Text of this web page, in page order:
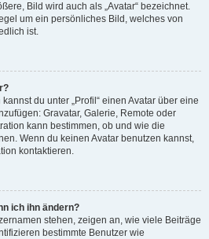
Bild wird auch als „Avatar“ bezeichnet.
um ein persönliches Bild, welches von
ist.
du unter „Profil“ einen Avatar über eine
Gravatar, Galerie, Remote oder
kann bestimmen, ob und wie die
Wenn du keinen Avatar benutzen kannst,
kontaktieren.
ich ihn ändern?
stehen, zeigen an, wie viele Beiträge
bestimmte Benutzer wie